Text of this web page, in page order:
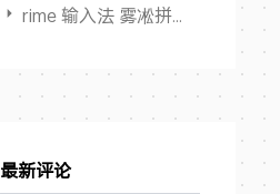
rime 输入法 雾凇拼音 多端同步方案
最新评论